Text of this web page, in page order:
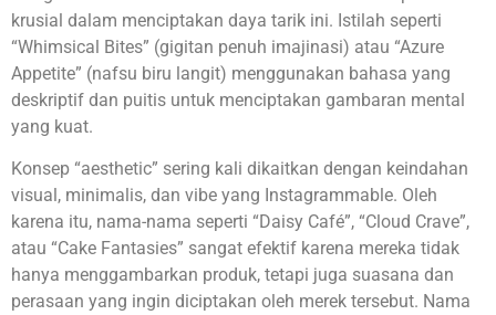
krusial dalam menciptakan daya tarik ini. Istilah seperti
“Whimsical Bites” (gigitan penuh imajinasi) atau “Azure
Appetite” (nafsu biru langit) menggunakan bahasa yang
deskriptif dan puitis untuk menciptakan gambaran mental
yang kuat.
Konsep “aesthetic” sering kali dikaitkan dengan keindahan
visual, minimalis, dan vibe yang Instagrammable. Oleh
karena itu, nama-nama seperti “Daisy Café”, “Cloud Crave”,
atau “Cake Fantasies” sangat efektif karena mereka tidak
hanya menggambarkan produk, tetapi juga suasana dan
perasaan yang ingin diciptakan oleh merek tersebut. Nama